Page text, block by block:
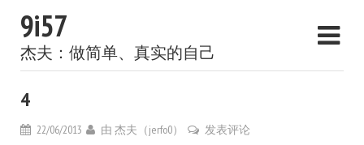
9i57
杰夫：做简单、真实的自己
4
22/06/2013 由 杰夫（jerfo0） 发表评论